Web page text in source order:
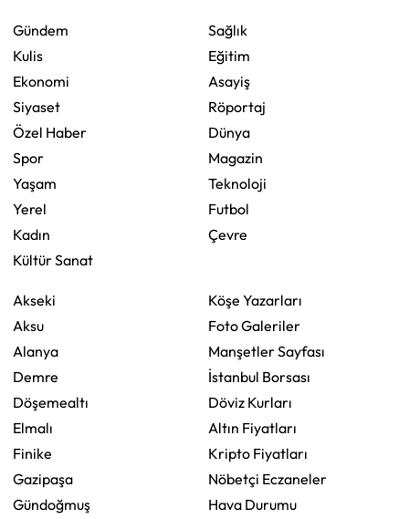
Gündem
Kulis
Ekonomi
Siyaset
Özel Haber
Spor
Yaşam
Yerel
Kadın
Kültür Sanat
Sağlık
Eğitim
Asayiş
Röportaj
Dünya
Magazin
Teknoloji
Futbol
Çevre
Akseki
Aksu
Alanya
Demre
Döşemealtı
Elmalı
Finike
Gazipaşa
Gündoğmuş
Köşe Yazarları
Foto Galeriler
Manşetler Sayfası
İstanbul Borsası
Döviz Kurları
Altın Fiyatları
Kripto Fiyatları
Nöbetçi Eczaneler
Hava Durumu